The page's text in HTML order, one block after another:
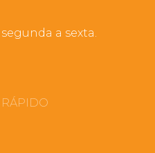
a sexta.
RÁPIDO